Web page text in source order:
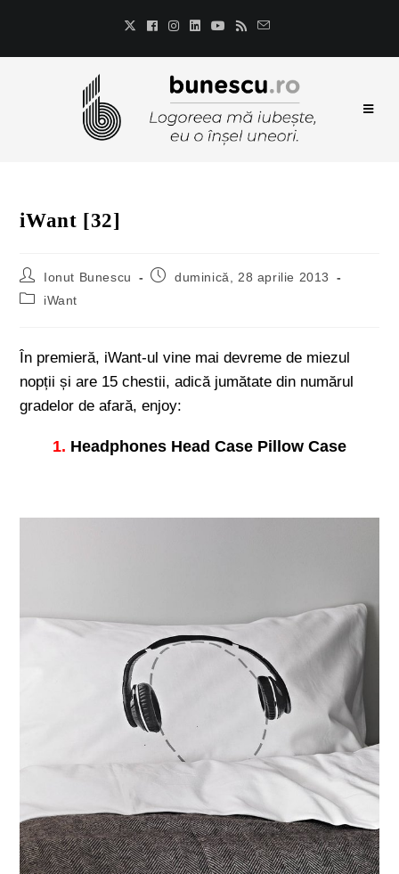
iWant [32]
Ionut Bunescu
duminică, 28 aprilie 2013
iWant
În premieră, iWant-ul vine mai devreme de miezul
nopții și are 15 chestii, adică jumătate din numărul
gradelor de afară, enjoy:
1. Headphones Head Case Pillow Case